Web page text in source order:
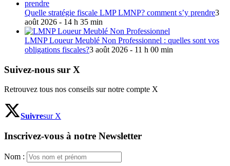
Quelle stratégie fiscale LMP LMNP? comment s’y prendre3
août 2026 - 14 h 35 min
LMNP Loueur Meublé Non Professionnel : quelles sont vos
obligations fiscales?3 août 2026 - 11 h 00 min
Suivez-nous sur X
Retrouvez tous nos conseils sur notre compte X
Suivresur X
Inscrivez-vous à notre Newsletter
Nom :